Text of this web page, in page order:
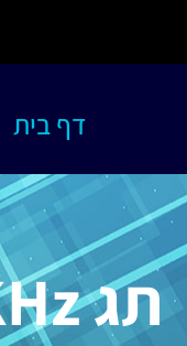
דף בית
תג TAG RFID 125KHz